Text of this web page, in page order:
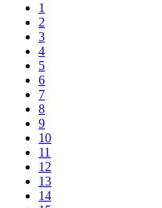
1
2
3
4
5
6
7
8
9
10
11
12
13
14